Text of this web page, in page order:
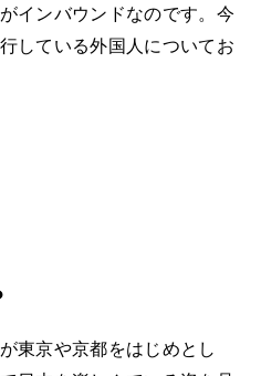
インバウンドなのです。今
している外国人についてお
東京や京都をはじめとし